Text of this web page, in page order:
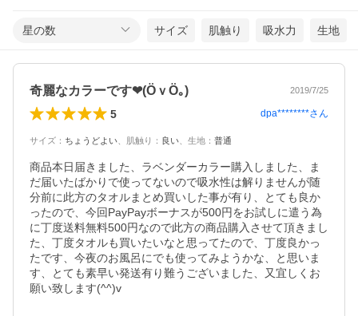
星の数 サイズ 肌触り 吸水力 生地
奇麗なカラーです❤(ӦｖӦ｡) 2019/7/25
5 dpa********さん
サイズ ： ちょうどよい 肌触り ： 良い 生地 ： 普通
商品本日届きました、ラベンダーカラー購入しました、ま
だ届いたばかりで使ってないので吸水性は解りませんが随
分前に此方のタオルまとめ買いした事が有り、とても良か
ったので、今回PayPayボーナスが500円をお試しに遣う為
に丁度送料無料500円なので此方の商品購入させて頂きまし
た、丁度タオルも買いたいなと思ってたので、丁度良かっ
たです、今夜のお風呂にでも使ってみようかな、と思いま
す、とても素早い発送有り難うございました、又宜しくお
願い致します(^^)v